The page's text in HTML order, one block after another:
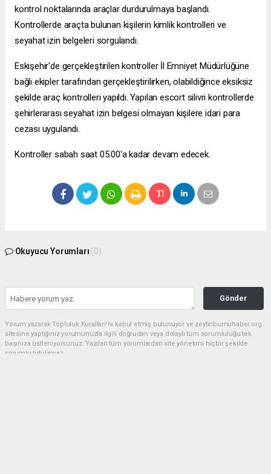
kontrol noktalarında araçlar durdurulmaya başlandı.
Kontrollerde araçta bulunan kişilerin kimlik kontrolleri ve
seyahat izin belgeleri sorgulandı.
Eskişehir'de gerçekleştirilen kontroller İl Emniyet Müdürlüğüne
bağlı ekipler tarafından gerçekleştirilirken, olabildiğince eksiksiz
şekilde araç kontrolleri yapıldı. Yapılan escort silivri kontrollerde
şehirlerarası seyahat izin belgesi olmayan kişilere idari para
cezası uygulandı.
Kontroller sabah saat 05.00'a kadar devam edecek.
Okuyucu Yorumları (0)
Gönder
Yorum yazarak Topluluk Kuralları’nı kabul etmiş bulunuyor ve zeytinburnuhaber.org
sitesine yaptığınız yorumunuzla ilgili doğrudan veya dolaylı tüm sorumluluğu tek
başınıza üstleniyorsunuz. Yazılan tüm yorumlardan site yönetimi hiçbir şekilde
sorumlu tutulamaz.